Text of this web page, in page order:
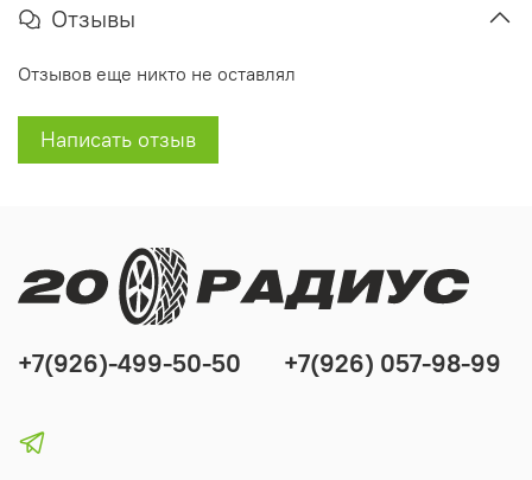
Отзывы
Отзывов еще никто не оставлял
Написать отзыв
+7(926)-499-50-50 +7(926) 057-98-99